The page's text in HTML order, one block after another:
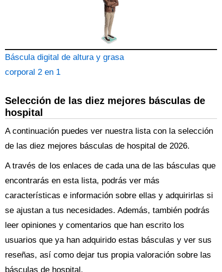
Báscula digital de altura y grasa
corporal 2 en 1
Selección de las diez mejores básculas de
hospital
A continuación puedes ver nuestra lista con la selección
de las diez mejores básculas de hospital de 2026.
A través de los enlaces de cada una de las básculas que
encontrarás en esta lista, podrás ver más
características e información sobre ellas y adquirirlas si
se ajustan a tus necesidades. Además, también podrás
leer opiniones y comentarios que han escrito los
usuarios que ya han adquirido estas básculas y ver sus
reseñas, así como dejar tus propia valoración sobre las
básculas de hospital.